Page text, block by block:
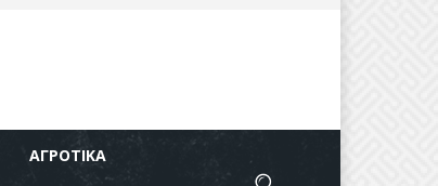
ΑΓΡΟΤΙΚΆ